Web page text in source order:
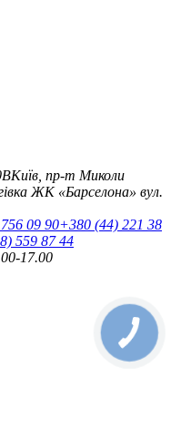
Київ, пр-т Миколи
ЖК «Барселона» вул.
09 90+380 (44) 221 38
559 87 44
17.00